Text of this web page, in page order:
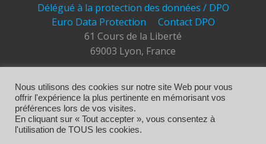
Délégué à la protection des données / DPO
Euro Data Protection
Contact DPO
61 Cours de la Liberté
69003 Lyon, France
Hébergement
OVH
2 rue Kellermann
59100 Roubaix, France
Nous utilisons des cookies sur notre site Web pour vous
offrir l'expérience la plus pertinente en mémorisant vos
préférences lors de vos visites.
En cliquant sur « Tout accepter », vous consentez à
l'utilisation de TOUS les cookies.